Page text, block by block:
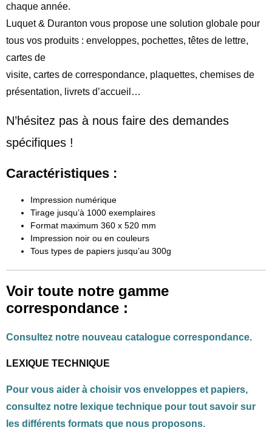
chaque année.
Luquet & Duranton vous propose une solution globale pour
tous vos produits : enveloppes, pochettes, têtes de lettre,
cartes de
visite, cartes de correspondance, plaquettes, chemises de
présentation, livrets d’accueil…
N’hésitez pas à nous faire des demandes
spécifiques !
Caractéristiques :
Impression numérique
Tirage jusqu’à 1000 exemplaires
Format maximum 360 x 520 mm
Impression noir ou en couleurs
Tous types de papiers jusqu’au 300g
Voir toute notre gamme
correspondance :
Consultez notre nouveau catalogue correspondance.
LEXIQUE TECHNIQUE
Pour vous aider à choisir vos enveloppes et papiers,
consultez notre lexique technique pour tout savoir sur
les différents formats que nous proposons.